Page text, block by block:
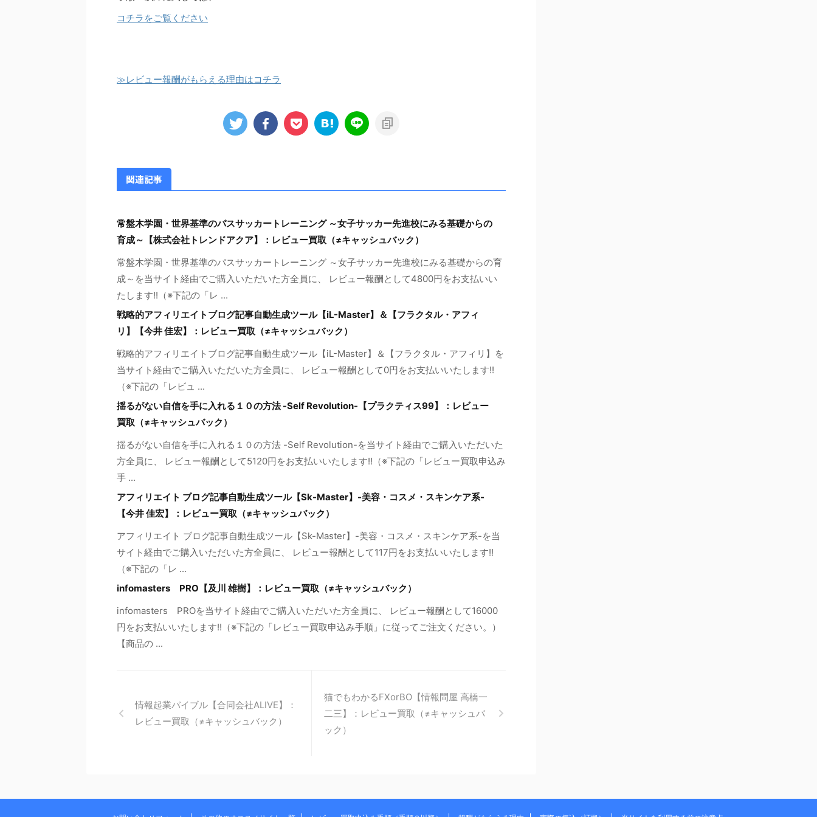
コチラをご覧ください
≫レビュー報酬がもらえる理由はコチラ
関連記事
常盤木学園・世界基準のパスサッカートレーニング ～女子サッカー先進校にみる基礎からの
育成～【株式会社トレンドアクア】：レビュー買取（≠キャッシュバック）
常盤木学園・世界基準のパスサッカートレーニング ～女子サッカー先進校にみる基礎からの育
成～を当サイト経由でご購入いただいた方全員に、 レビュー報酬として4800円をお支払いい
たします!!（※下記の「レ ...
戦略的アフィリエイトブログ記事自動生成ツール【iL-Master】＆【フラクタル・アフィ
リ】【今井 佳宏】：レビュー買取（≠キャッシュバック）
戦略的アフィリエイトブログ記事自動生成ツール【iL-Master】＆【フラクタル・アフィリ】を
当サイト経由でご購入いただいた方全員に、 レビュー報酬として0円をお支払いいたします!!
（※下記の「レビュ ...
揺るがない自信を手に入れる１０の方法 -Self Revolution-【プラクティス99】：レビュー
買取（≠キャッシュバック）
揺るがない自信を手に入れる１０の方法 -Self Revolution-を当サイト経由でご購入いただいた
方全員に、 レビュー報酬として5120円をお支払いいたします!!（※下記の「レビュー買取申込み
手 ...
アフィリエイト ブログ記事自動生成ツール【Sk-Master】-美容・コスメ・スキンケア系-
【今井 佳宏】：レビュー買取（≠キャッシュバック）
アフィリエイト ブログ記事自動生成ツール【Sk-Master】-美容・コスメ・スキンケア系-を当
サイト経由でご購入いただいた方全員に、 レビュー報酬として117円をお支払いいたします!!
（※下記の「レ ...
infomasters PRO【及川 雄樹】：レビュー買取（≠キャッシュバック）
infomasters PROを当サイト経由でご購入いただいた方全員に、 レビュー報酬として16000
円をお支払いいたします!!（※下記の「レビュー買取申込み手順」に従ってご注文ください。）
【商品の ...
情報起業バイブル【合同会社ALIVE】：
レビュー買取（≠キャッシュバック）
猫でもわかるFXorBO【情報問屋 高橋一
二三】：レビュー買取（≠キャッシュバ
ック）